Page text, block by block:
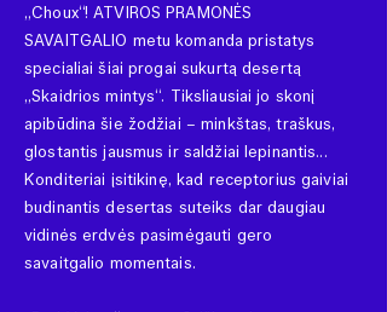
„Choux“! ATVIROS PRAMONĖS
SAVAITGALIO metu komanda pristatys
specialiai šiai progai sukurtą desertą
„Skaidrios mintys“. Tiksliausiai jo skonį
apibūdina šie žodžiai – minkštas, traškus,
glostantis jausmus ir saldžiai lepinantis...
Konditeriai įsitikinę, kad receptorius gaiviai
budinantis desertas suteiks dar daugiau
vidinės erdvės pasimėgauti gero
savaitgalio momentais.